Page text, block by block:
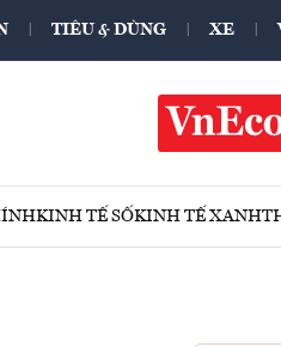
TIÊU & DÙNG XE
KINH TẾ SỐKINH TẾ XANH